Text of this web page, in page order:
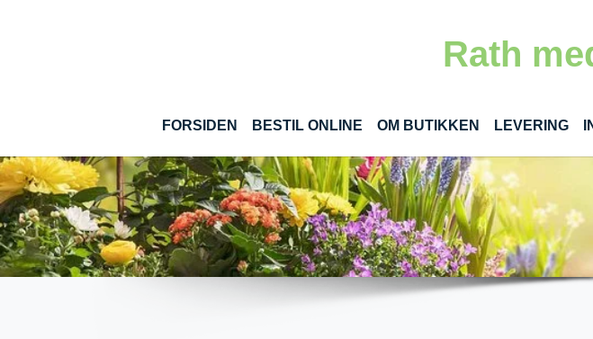
Rath
FORSIDEN BESTIL ONLINE(CURRENT)
OM BUTIKKEN LEVERING